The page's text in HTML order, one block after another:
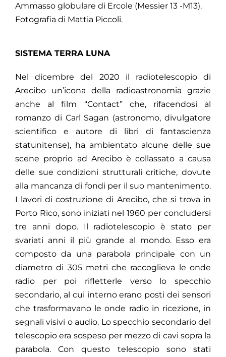
Ammasso globulare di Ercole (Messier 13 -M13).
Fotografia di Mattia Piccoli.
SISTEMA TERRA LUNA
Nel dicembre del 2020 il radiotelescopio di
Arecibo un’icona della radioastronomia grazie
anche al film “Contact” che, rifacendosi al
romanzo di Carl Sagan (astronomo, divulgatore
scientifico e autore di libri di fantascienza
statunitense), ha ambientato alcune delle sue
scene proprio ad Arecibo è collassato a causa
delle sue condizioni strutturali critiche, dovute
alla mancanza di fondi per il suo mantenimento.
I lavori di costruzione di Arecibo, che si trova in
Porto Rico, sono iniziati nel 1960 per concludersi
tre anni dopo. Il radiotelescopio è stato per
svariati anni il più grande al mondo. Esso era
composto da una parabola principale con un
diametro di 305 metri che raccoglieva le onde
radio per poi rifletterle verso lo specchio
secondario, al cui interno erano posti dei sensori
che trasformavano le onde radio in ricezione, in
segnali visivi o audio. Lo specchio secondario del
telescopio era sospeso per mezzo di cavi sopra la
parabola. Con questo telescopio sono stati